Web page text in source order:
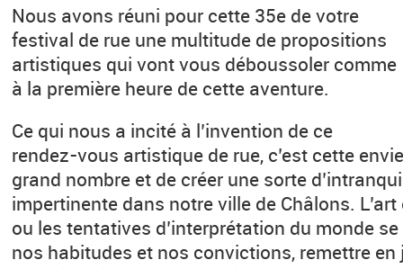
Nous avons réuni pour cette 35e de votre
festival de rue une multitude de propositions
artistiques qui vont vous déboussoler comme
à la première heure de cette aventure.
Ce qui nous a incité à l’invention de ce
rendez-vous artistique de rue, c’est cette
grand nombre et de créer une sorte
impertinente dans notre ville de Châlons.
ou les tentatives d’interprétation du monde
nos habitudes et nos convictions, remettre